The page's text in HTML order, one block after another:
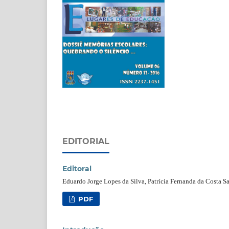
EDITORIAL
Editoral
Eduardo Jorge Lopes da Silva, Patrícia Fernanda da Costa
PDF